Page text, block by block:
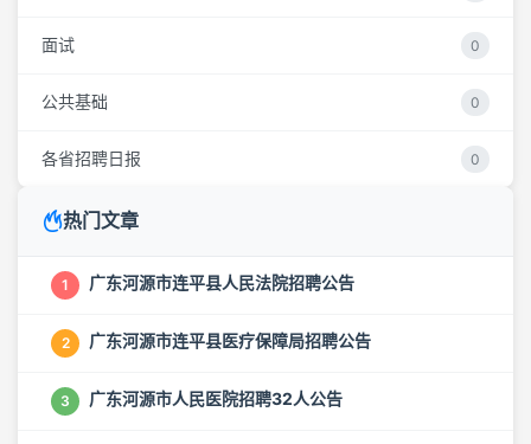
面试 0
公共基础 0
各省招聘日报 0
热门文章
1 广东河源市连平县人民法院招聘公告
2 广东河源市连平县医疗保障局招聘公告
3 广东河源市人民医院招聘32人公告